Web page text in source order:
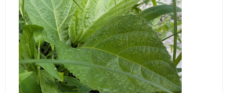
Agustus 2026, Daging Naik, Telur Turun
Agenda Kegiatan Bupati Kuningan Jumat 7 Agustus
2026 Ada Tiga, Tapi yang Bakal Dihadiri Hanya Satu
Ini Empat Lokasi Samsat Keliling Kuningan Jumat 7
Agustus 2026